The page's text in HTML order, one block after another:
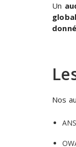
Un
global
Nos